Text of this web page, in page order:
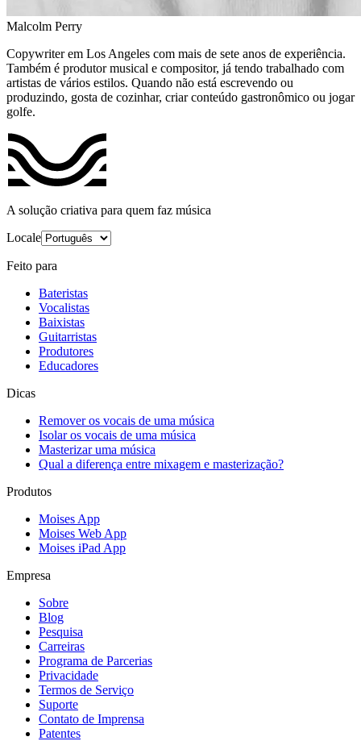
Malcolm Perry
Copywriter em Los Angeles com mais de sete anos de experiência.
Também é produtor musical e compositor, já tendo trabalhado com
artistas de vários estilos. Quando não está escrevendo ou
produzindo, gosta de cozinhar, criar conteúdo gastronômico ou jogar
golfe.
A solução criativa para quem faz música
Locale
Feito para
Bateristas
Vocalistas
Baixistas
Guitarristas
Produtores
Educadores
Dicas
Remover os vocais de uma música
Isolar os vocais de uma música
Masterizar uma música
Qual a diferença entre mixagem e masterização?
Produtos
Moises App
Moises Web App
Moises iPad App
Empresa
Sobre
Blog
Pesquisa
Carreiras
Programa de Parcerias
Privacidade
Termos de Serviço
Suporte
Contato de Imprensa
Patentes